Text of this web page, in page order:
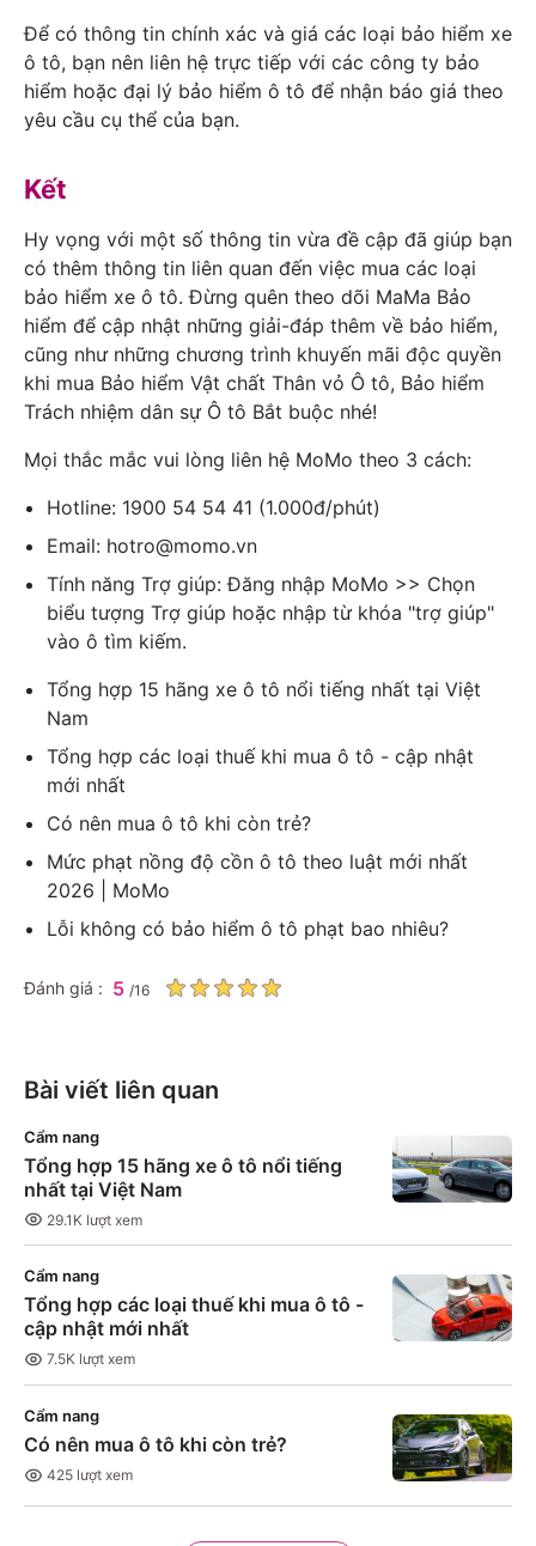
Để có thông tin chính xác và giá các loại bảo hiểm xe
ô tô, bạn nên liên hệ trực tiếp với các công ty bảo
hiểm hoặc đại lý bảo hiểm ô tô để nhận báo giá theo
yêu cầu cụ thể của bạn.
Kết
Hy vọng với một số thông tin vừa đề cập đã giúp bạn
có thêm thông tin liên quan đến việc mua các loại
bảo hiểm xe ô tô. Đừng quên theo dõi MaMa Bảo
hiểm để cập nhật những giải-đáp thêm về bảo hiểm,
cũng như những chương trình khuyến mãi độc quyền
khi mua Bảo hiểm Vật chất Thân vỏ Ô tô, Bảo hiểm
Trách nhiệm dân sự Ô tô Bắt buộc nhé!
Mọi thắc mắc vui lòng liên hệ MoMo theo 3 cách:
Hotline: 1900 54 54 41 (1.000đ/phút)
Email: hotro@momo.vn
Tính năng Trợ giúp: Đăng nhập MoMo >> Chọn
biểu tượng Trợ giúp hoặc nhập từ khóa "trợ giúp"
vào ô tìm kiếm.
Tổng hợp 15 hãng xe ô tô nổi tiếng nhất tại Việt
Nam
Tổng hợp các loại thuế khi mua ô tô - cập nhật
mới nhất
Có nên mua ô tô khi còn trẻ?
Mức phạt nồng độ cồn ô tô theo luật mới nhất
2026 | MoMo
Lỗi không có bảo hiểm ô tô phạt bao nhiêu?
Đánh giá : 5 /16
Bài viết liên quan
Cẩm nang
Tổng hợp 15 hãng xe ô tô nổi tiếng
nhất tại Việt Nam
29.1K lượt xem
Cẩm nang
Tổng hợp các loại thuế khi mua ô tô -
cập nhật mới nhất
7.5K lượt xem
Cẩm nang
Có nên mua ô tô khi còn trẻ?
425 lượt xem